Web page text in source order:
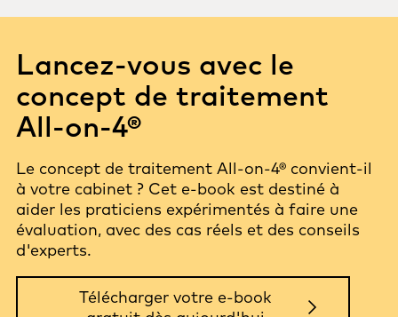
Lancez-vous avec le
concept de traitement
All-on-4®
Le concept de traitement All-on-4® convient-il
à votre cabinet ? Cet e-book est destiné à
aider les praticiens expérimentés à faire une
évaluation, avec des cas réels et des conseils
d'experts.
Télécharger votre e-book